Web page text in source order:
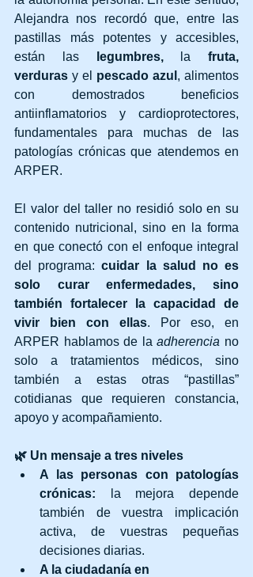
Alejandra nos recordó que, entre las
pastillas más potentes y accesibles,
están las
legumbres, la fruta,
verduras y el pescado azul , alimentos
con demostrados beneficios
antiinflamatorios y cardioprotectores,
fundamentales para muchas de las
patologías crónicas que atendemos en
ARPER.
El valor del taller no residió solo en su
contenido nutricional, sino en la forma
en que conectó con el enfoque integral
del programa: cuidar la salud no es
solo curar enfermedades, sino
también fortalecer la capacidad de
vivir bien con ellas. Por eso, en
ARPER hablamos de la adherencia no
solo a tratamientos médicos, sino
también a estas otras “pastillas”
cotidianas que requieren constancia,
apoyo y acompañamiento.
🌿 Un mensaje a tres niveles
A las personas con patologías
crónicas: la mejora depende
también de vuestra implicación
activa, de vuestras pequeñas
decisiones diarias.
A la ciudadanía en